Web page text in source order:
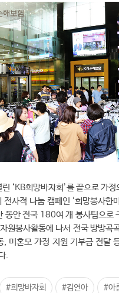
‘KB희망바자회’를 끝으로 가
전사적 나눔 캠페인 ‘희망봉사한
동안 전국 180여 개 봉사팀으로
원봉사활동에 나서 전국 방방곡
, 미혼모 가정 지원 기부금 전달
.
#희망바자회 #김연아 #아